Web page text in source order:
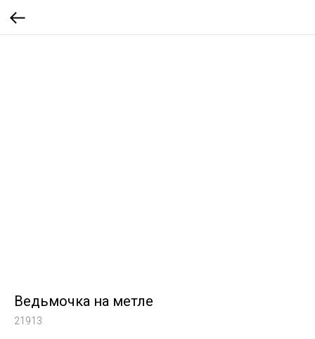
Ведьмочка на метле
21913